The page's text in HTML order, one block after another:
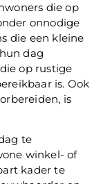
die op
onnodige
die een kleine
dag
op rustige
is. Ook
is
te
winkel- of
kader te